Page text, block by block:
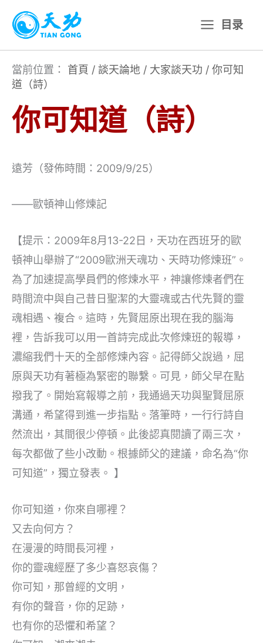
主
目录
當前位置： 首頁 / 談天論地 / 大家談天功 / 你可知
道（詩）
你可知道（詩）
遠芳（發佈時間：2009/9/25）
——歐頓神山修煉記
【提示：2009年8月13-22日，天功在西班牙的歐
頓神山舉辦了“2009歐洲天魂功、天時功修煉班”。
為了加速提高學員們的修煉水平，神讓修煉者們在
時間流中與自己昔日聖潔的大靈魂或古代先賢的靈
魂相遇、複合。這時，先賢屈原出現在我的腦海
裡，告訴我可以用一首詩完成此次修煉班的報導，
濃縮我們十天的全部修煉內容。記得師父說過，屈
原與天功有著極為緊密的聯繫。可見，師父早在點
撥我了。開始寫報導之前，我通過天功與聖賢屈原
溝通，希望得到進一步指點。落筆時，一行行詩自
然流出，其間很少停頓。此後認真閱讀了兩三次，
每次都做了些小改動。根據師父的建議，命名為“你
可知道”，獨立發表。 】
你可知道，你來自哪裡？
又去向何方？
在漫漫的時間長河裡，
你的靈魂經歷了多少喜怒哀傷？
你可知，那曾經的文明，
有你的聲音，你的足跡，
也有你的恐懼和希望？